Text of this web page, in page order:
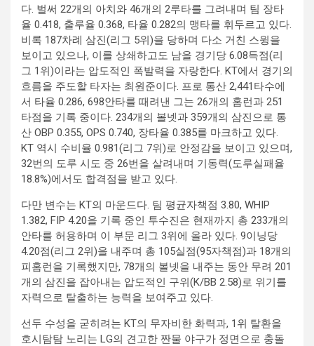
다. 벌써 22개의 아치와 46개의 2루타를 그려내며 팀 장타
율 0.418, 출루율 0.368, 타율 0.282의 맹타를 휘두르고 있다.
비록 187차례 삼진(리그 5위)을 당하며 다소 거친 스윙을
보이고 있으나, 이를 상쇄하고도 남을 경기당 6.08득점(리
그 1위)이라는 압도적인 폭발력을 자랑한다. KT에서 경기의
흐름을 주도할 타자는 최원준이다. 프로 통산 2,441타수에
서 타율 0.286, 698안타를 때려낸 그는 26개의 홈런과 251
타점을 기록 중이다. 234개의 볼넷과 359개의 삼진으로 통
산 OBP 0.355, OPS 0.740, 장타율 0.385를 마크하고 있다.
KT 역시 수비율 0.981(리그 7위)로 안정감을 보이고 있으며,
32번의 도루 시도 중 26번을 살려내며 기동력(도루실패율
18.8%)에서도 합격점을 받고 있다.
다만 변수는 KT의 마운드다. 팀 평균자책점 3.80, WHIP
1.382, FIP 4.20을 기록 중인 투수진은 현재까지 총 233개의
안타를 허용하며 이 부문 리그 3위에 올라 있다. 9이닝당
4.20점(리그 2위)을 내주며 총 105실점(95자책점)과 18개의
피홈런을 기록했지만, 78개의 볼넷을 내주는 동안 무려 201
개의 삼진을 잡아내는 압도적인 구위(K/BB 2.58)로 위기를
자력으로 탈출하는 능력을 보여주고 있다.
선두 수성을 굳히려는 KT의 무자비한 화력과, 1위 탈환을
호시탐탐 노리는 LG의 견고한 짠물 야구가 정면으로 충돌